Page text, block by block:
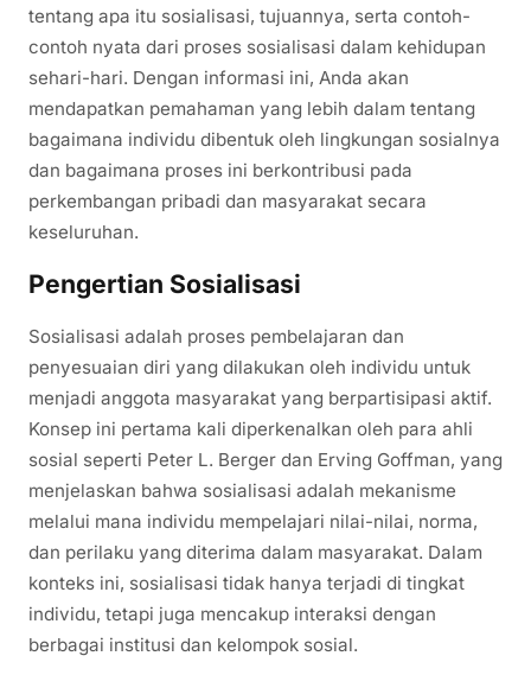
tentang apa itu sosialisasi, tujuannya, serta contoh-
contoh nyata dari proses sosialisasi dalam kehidupan
sehari-hari. Dengan informasi ini, Anda akan
mendapatkan pemahaman yang lebih dalam tentang
bagaimana individu dibentuk oleh lingkungan sosialnya
dan bagaimana proses ini berkontribusi pada
perkembangan pribadi dan masyarakat secara
keseluruhan.
Pengertian Sosialisasi
Sosialisasi adalah proses pembelajaran dan
penyesuaian diri yang dilakukan oleh individu untuk
menjadi anggota masyarakat yang berpartisipasi aktif.
Konsep ini pertama kali diperkenalkan oleh para ahli
sosial seperti Peter L. Berger dan Erving Goffman, yang
menjelaskan bahwa sosialisasi adalah mekanisme
melalui mana individu mempelajari nilai-nilai, norma,
dan perilaku yang diterima dalam masyarakat. Dalam
konteks ini, sosialisasi tidak hanya terjadi di tingkat
individu, tetapi juga mencakup interaksi dengan
berbagai institusi dan kelompok sosial.